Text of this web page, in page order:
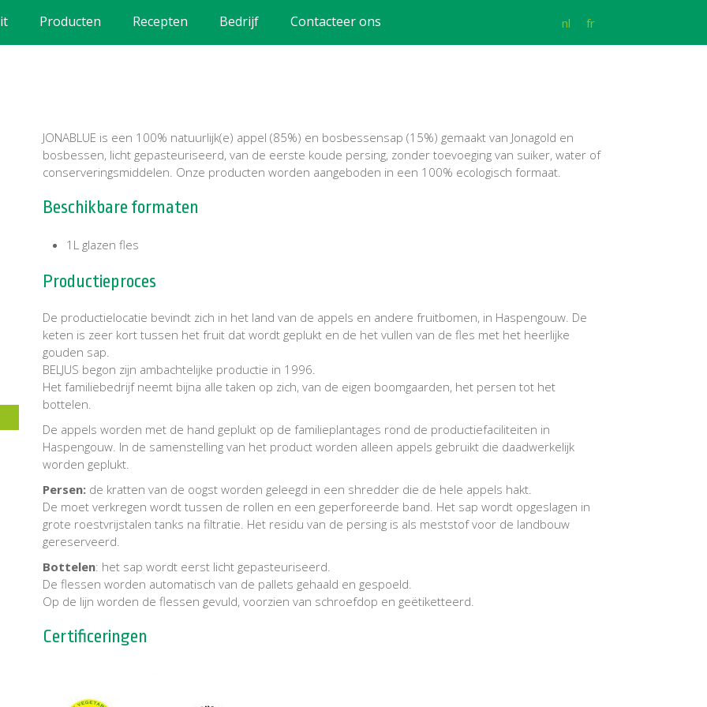
Producten Recepten Bedrijf Contacteer ons nl fr
JONABLUE is een 100% natuurlijk(e) appel (85%) en bosbessensap (15%) gemaakt van Jonagold en
bosbessen, licht gepasteuriseerd, van de eerste koude persing, zonder toevoeging van suiker, water of
conserveringsmiddelen. Onze producten worden aangeboden in een 100% ecologisch formaat.
Beschikbare formaten
1L glazen fles
Productieproces
De productielocatie bevindt zich in het land van de appels en andere fruitbomen, in Haspengouw. De
keten is zeer kort tussen het fruit dat wordt geplukt en de het vullen van de fles met het heerlijke
gouden sap.
BELJUS begon zijn ambachtelijke productie in 1996.
Het familiebedrijf neemt bijna alle taken op zich, van de eigen boomgaarden, het persen tot het
bottelen.
De appels worden met de hand geplukt op de familieplantages rond de productiefaciliteiten in
Haspengouw. In de samenstelling van het product worden alleen appels gebruikt die daadwerkelijk
worden geplukt.
Persen: de kratten van de oogst worden geleegd in een shredder die de hele appels hakt.
De moet verkregen wordt tussen de rollen en een geperforeerde band. Het sap wordt opgeslagen in
grote roestvrijstalen tanks na filtratie. Het residu van de persing is als meststof voor de landbouw
gereserveerd.
Bottelen: het sap wordt eerst licht gepasteuriseerd.
De flessen worden automatisch van de pallets gehaald en gespoeld.
Op de lijn worden de flessen gevuld, voorzien van schroefdop en geëtiketteerd.
Certificeringen